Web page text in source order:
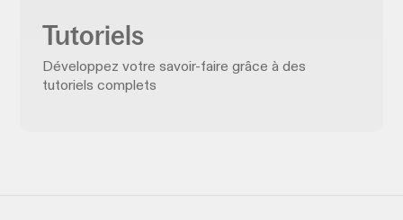
Tutoriels
Développez votre savoir-faire grâce à des
tutoriels complets